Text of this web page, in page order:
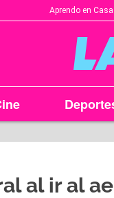
Aprendo en Casa
al ir al